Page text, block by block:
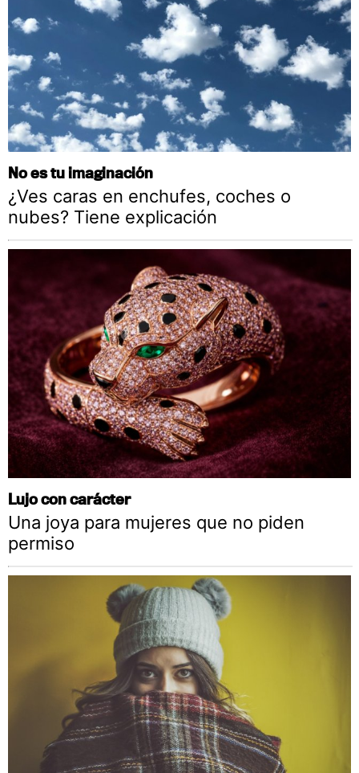
No es tu imaginación
¿Ves caras en enchufes, coches o
nubes? Tiene explicación
Lujo con carácter
Una joya para mujeres que no piden
permiso